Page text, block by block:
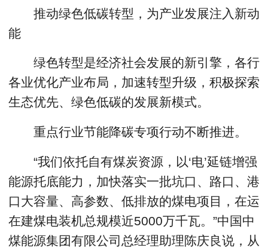
推动绿色低碳转型，为产业发展注入新动
能
绿色转型是经济社会发展的新引擎，各行
各业优化产业布局，加速转型升级，积极探索
生态优先、绿色低碳的发展新模式。
重点行业节能降碳专项行动不断推进。
“我们依托自有煤炭资源，以‘电’延链增强
能源托底能力，加快落实一批坑口、路口、港
口大容量、高参数、低排放的煤电项目，在运
在建煤电装机总规模近5000万千瓦。”中国中
煤能源集团有限公司总经理助理陈庆良说，从